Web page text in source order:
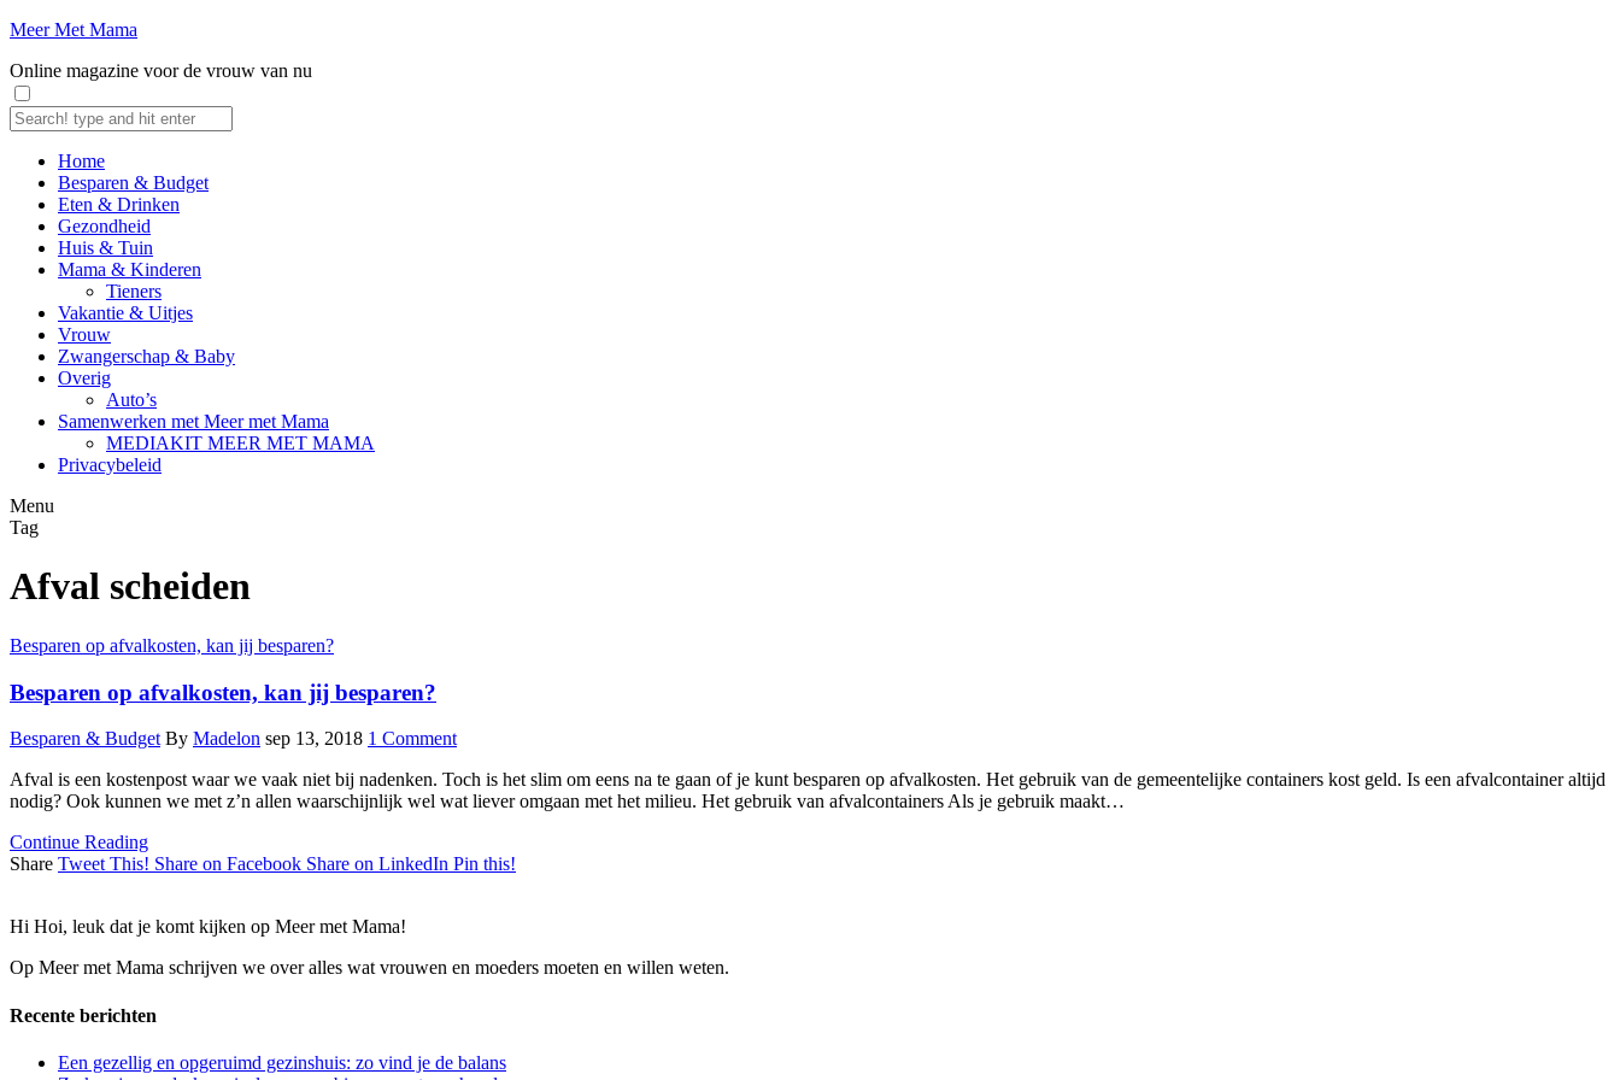
Meer Met Mama
Online magazine voor de vrouw van nu
Home
Besparen & Budget
Eten & Drinken
Gezondheid
Huis & Tuin
Mama & Kinderen
Tieners
Vakantie & Uitjes
Vrouw
Zwangerschap & Baby
Overig
Auto’s
Samenwerken met Meer met Mama
MEDIAKIT MEER MET MAMA
Privacybeleid
Menu
Tag
Afval scheiden
Besparen op afvalkosten, kan jij besparen?
Besparen op afvalkosten, kan jij besparen?
Besparen & Budget By Madelon sep 13, 2018 1 Comment
Afval is een kostenpost waar we vaak niet bij nadenken. Toch is het slim om eens na te gaan of je kunt besparen op afvalkosten. Het gebruik van de gemeentelijke containers kost geld. Is een afvalcontainer altijd
nodig? Ook kunnen we met z’n allen waarschijnlijk wel wat liever omgaan met het milieu. Het gebruik van afvalcontainers Als je gebruik maakt…
Continue Reading
Share Tweet This! Share on Facebook Share on LinkedIn Pin this!
Hi Hoi, leuk dat je komt kijken op Meer met Mama!
Op Meer met Mama schrijven we over alles wat vrouwen en moeders moeten en willen weten.
Recente berichten
Een gezellig en opgeruimd gezinshuis: zo vind je de balans